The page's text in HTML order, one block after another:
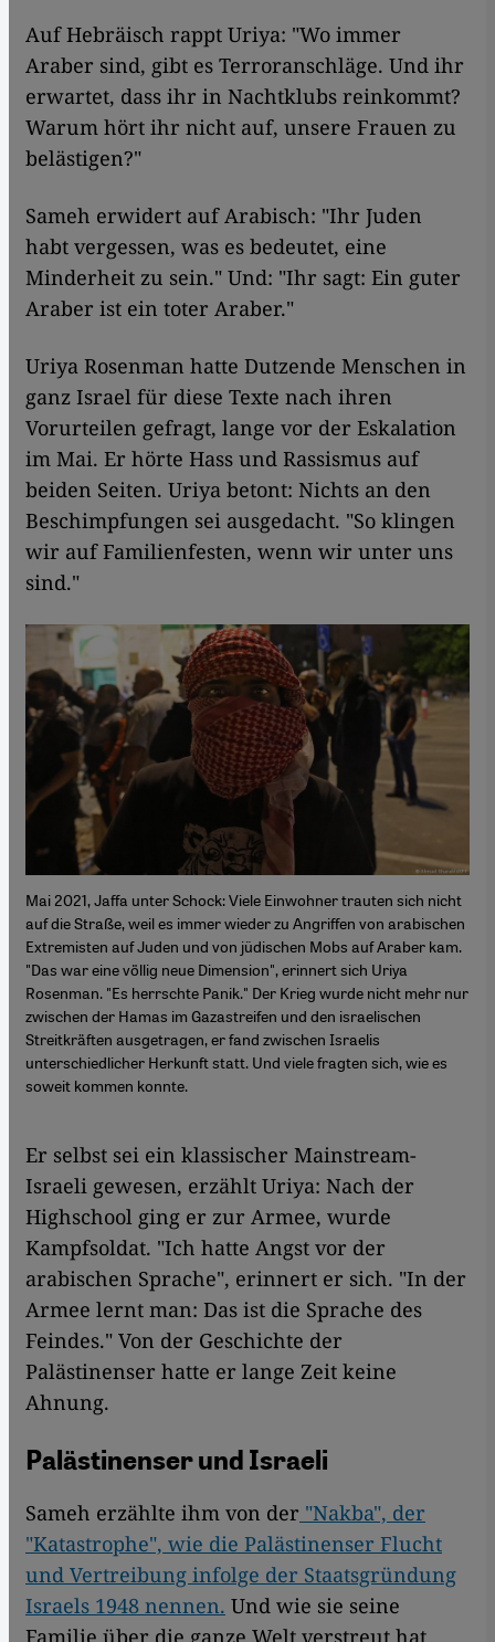
Auf Hebräisch rappt Uriya: "Wo immer
Araber sind, gibt es Terroranschläge. Und ihr
erwartet, dass ihr in Nachtklubs reinkommt?
Warum hört ihr nicht auf, unsere Frauen zu
belästigen?"
Sameh erwidert auf Arabisch: "Ihr Juden
habt vergessen, was es bedeutet, eine
Minderheit zu sein." Und: "Ihr sagt: Ein guter
Araber ist ein toter Araber."
Uriya Rosenman hatte Dutzende Menschen in
ganz Israel für diese Texte nach ihren
Vorurteilen gefragt, lange vor der Eskalation
im Mai. Er hörte Hass und Rassismus auf
beiden Seiten. Uriya betont: Nichts an den
Beschimpfungen sei ausgedacht. "So klingen
wir auf Familienfesten, wenn wir unter uns
sind."
Mai 2021, Jaffa unter Schock: Viele Einwohner trauten sich nicht
auf die Straße, weil es immer wieder zu Angriffen von arabischen
Extremisten auf Juden und von jüdischen Mobs auf Araber kam.
"Das war eine völlig neue Dimension", erinnert sich Uriya
Rosenman. "Es herrschte Panik." Der Krieg wurde nicht mehr nur
zwischen der Hamas im Gazastreifen und den israelischen
Streitkräften ausgetragen, er fand zwischen Israelis
unterschiedlicher Herkunft statt. Und viele fragten sich, wie es
soweit kommen konnte.
Er selbst sei ein klassischer Mainstream-
Israeli gewesen, erzählt Uriya: Nach der
Highschool ging er zur Armee, wurde
Kampfsoldat. "Ich hatte Angst vor der
arabischen Sprache", erinnert er sich. "In der
Armee lernt man: Das ist die Sprache des
Feindes." Von der Geschichte der
Palästinenser hatte er lange Zeit keine
Ahnung.
Palästinenser und Israeli
Sameh erzählte ihm von der "Nakba", der
"Katastrophe", wie die Palästinenser Flucht
und Vertreibung infolge der Staatsgründung
Israels 1948 nennen. Und wie sie seine
Familie über die ganze Welt verstreut hat